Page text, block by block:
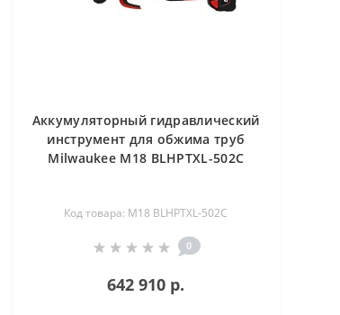
Аккумуляторный гидравлический
инструмент для обжима труб
Milwaukee M18 BLHPTXL-502C
Код товара: M18 BLHPTXL-502C
0
642 910 р.